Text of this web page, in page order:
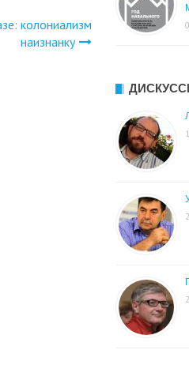
колониализм
наизнанку